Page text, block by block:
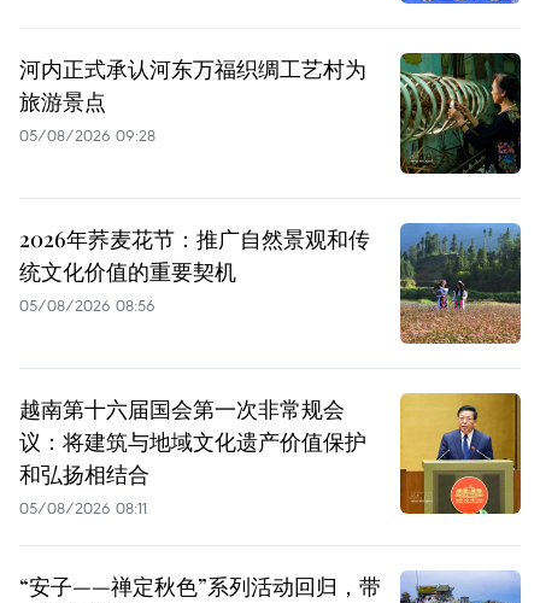
河内正式承认河东万福织绸工艺村为
旅游景点
05/08/2026 09:28
2026年荞麦花节：推广自然景观和传
统文化价值的重要契机
05/08/2026 08:56
越南第十六届国会第一次非常规会
议：将建筑与地域文化遗产价值保护
和弘扬相结合
05/08/2026 08:11
“安子——禅定秋色”系列活动回归，带